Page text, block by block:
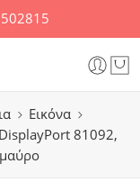
Εικόνα
81092,